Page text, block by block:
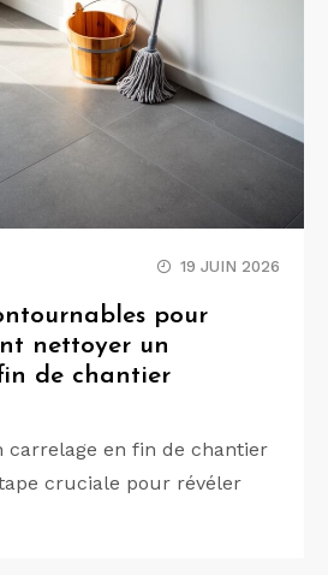
19 JUIN 2026
pour
nettoyer un
de chantier
carrelage en fin de chantier
cruciale pour révéler